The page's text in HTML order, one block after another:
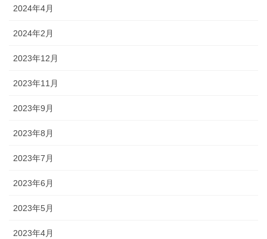
2024年4月
2024年2月
2023年12月
2023年11月
2023年9月
2023年8月
2023年7月
2023年6月
2023年5月
2023年4月